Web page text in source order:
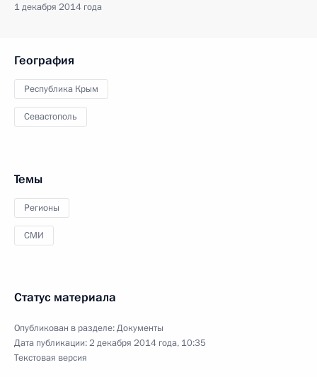
1 декабря 2014 года
География
Республика Крым
Севастополь
Темы
Регионы
СМИ
Статус материала
Опубликован в разделе:Документы
Дата публикации:2 декабря 2014 года, 10:35
Текстовая версия